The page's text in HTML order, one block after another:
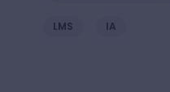
LMS IA